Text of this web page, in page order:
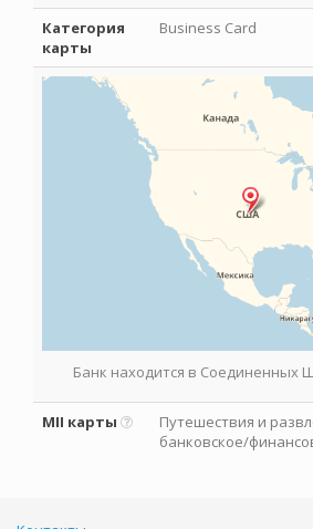
Категория
карты
Business Card
Банк находится в Соединенных
MII карты
Путешествия и
банковское/